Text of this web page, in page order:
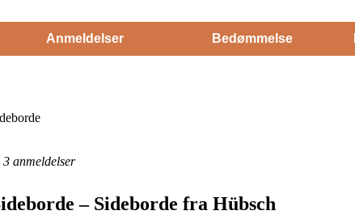
Anmeldelser Bedømmelse
anmeldelser
– Sideborde fra Hübsch